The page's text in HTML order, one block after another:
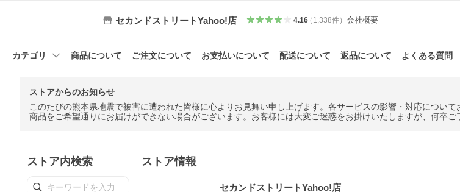
セカンドストリートYahoo!店 4.16（ 1,338件） 会社概要
カテゴリ 商品について ご注文について お支払いについて 配送について 返品について よくある質問
ストアからのお知らせ
このたびの熊本県地震で被害に遭われた皆様に心よりお見舞い申し上げます。各サービスの影響・対応につい
商品をご希望通りにお届けができない場合がございます。お客様には大変ご迷惑をお掛けいたしますが、何卒ご
ストア内検索 ストア情報
セカンドストリートYahoo!店